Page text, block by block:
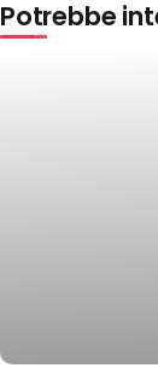
Potrebbe